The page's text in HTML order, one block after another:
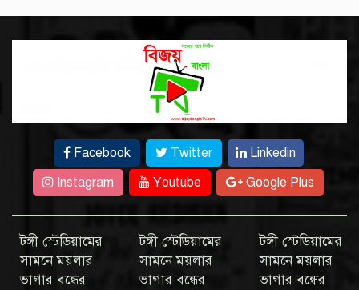
Facebook Twitter
Linkedin
Instagram
Youtube Google Plus
টঙ্গী স্টেডিয়ামের
সামনে ময়লার
ভাগার বন্ধের
টঙ্গী স্টেডিয়ামের
সামনে ময়লার
ভাগার বন্ধের
টঙ্গী স্টেডিয়ামের
সামনে ময়লার
ভাগার বন্ধের